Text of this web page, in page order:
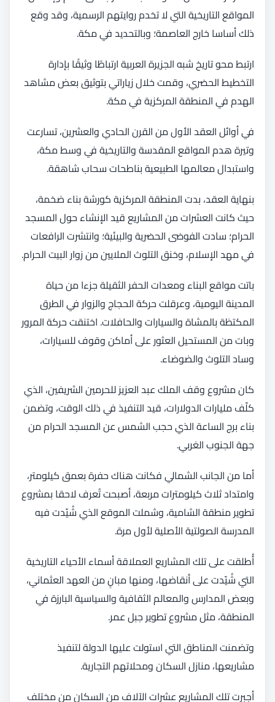
المواقع التاريخية التي لا تخدم روايتهم الرسمية، وقد وقع
ذلك أساسا خارج العاصمة؛ وبالتحديد في مكة.
ارتبط محو تاريخ شبه الجزيرة العربية ارتباطًا وثيقًا بإدارة
التخطيط الحضري، وقمت خلال زياراتي بتوثيق بعض مشاهد
الهدم في المنطقة المركزية في مكة.
في أوائل العقد الأول من القرن الحادي والعشرين، تسارعت
وتيرة هدم المواقع المقدسة والتاريخية في وسط مكة،
واستبدال معالمها الطبيعية بناطحات سحاب شاهقة.
بنهاية العقد، بدت المنطقة المركزية كورشة بناء ضخمة،
حيث كانت العشرات من المشاريع قيد الإنشاء حول المسجد
الحرام؛ سادت الفوضى الحضرية والبيئية؛ وانتشرت الرافعات
في مهد الإسلام، وخنق التلوث الملايين من زوار البيت الحرام.
باتت مواقع البناء ومعدات الحفر الثقيلة جزءا من حياة
المدينة اليومية، وعرقلت حركة الحجاج والزوار في الطرق
المكتظة بالمشاة والسيارات والحافلات. اختنقت حركة المرور
وبات من المستحيل العثور على أماكن وقوف للسيارات،
وساد التلوث والضوضاء.
كان مشروع وقف الملك عبد العزيز للحرمين الشريفين، الذي
كلّف مليارات الدولارات، قيد التنفيذ في ذلك الوقت، وتضمن
بناء برج الساعة الذي حجب الشمس عن المسجد الحرام من
جهة الجنوب الغربي.
أما من الجانب الشمالي فكانت هناك حفرة بعمق كيلومتر،
وامتداد ثلاث كيلومترات مربعة، أصبحت تُعرف لاحقا بمشروع
تطوير منطقة الشامية، وشملت الموقع الذي شُيّدت فيه
المدرسة الصولتية الأصلية لأول مرة.
أُطلقت على تلك المشاريع العملاقة أسماء الأحياء التاريخية
التي شُيّدت على أنقاضها، ومنها مبانٍ من العهد العثماني،
وبعض المدارس والمعالم الثقافية والسياسية البارزة في
المنطقة، مثل مشروع تطوير جبل عمر.
وتضمنت المناطق التي استولت عليها الدولة لتنفيذ
مشاريعها، منازل السكان ومحلاتهم التجارية.
أجبرت تلك المشاريع عشرات الآلاف من السكان من مختلف